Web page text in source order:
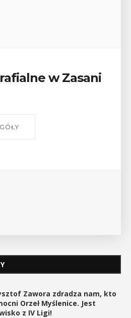
w Zasani
Zawora zdradza nam, kto
Orzeł Myślenice. Jest
z IV Ligi!